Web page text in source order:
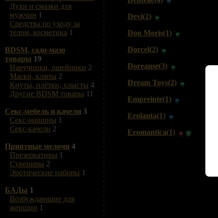
Духи и смазки для
мужчин 1
Средства по уходу за
телом, косметика 1
BDSM, садо-мазо
товары 19
Наручники, ошейники 2
Маски, кляпы 2
Кнуты, плётки, хлысты 4
Другие BDSM товары 11
Секс-мебель и качели 3
Секс-машины 1
Секс-качели 2
Приятные мелочи 4
Презервативы 1
Сувениры 2
Эротические наборы 1
БАДы 1
Возбуждающие для
женщин 1
Devi(2)
Don Moris(1)
Dorcel(2)
Doreanse(3)
Dream Toys(2)
Empreinte(1)
Erolanta(1)
Eromantica(1)